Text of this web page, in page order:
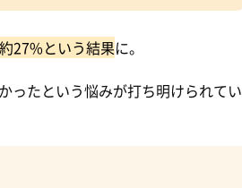
27%という結果に。
ったという悩みが打ち明けられてい